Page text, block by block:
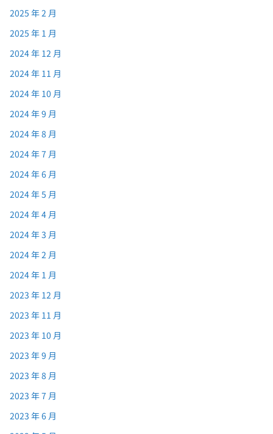
2025 年 2 月
2025 年 1 月
2024 年 12 月
2024 年 11 月
2024 年 10 月
2024 年 9 月
2024 年 8 月
2024 年 7 月
2024 年 6 月
2024 年 5 月
2024 年 4 月
2024 年 3 月
2024 年 2 月
2024 年 1 月
2023 年 12 月
2023 年 11 月
2023 年 10 月
2023 年 9 月
2023 年 8 月
2023 年 7 月
2023 年 6 月